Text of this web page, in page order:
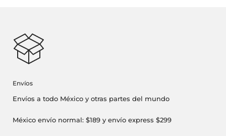
Envíos
Envíos a todo México y otras partes del mundo
México envío normal: $189 y envío express $299